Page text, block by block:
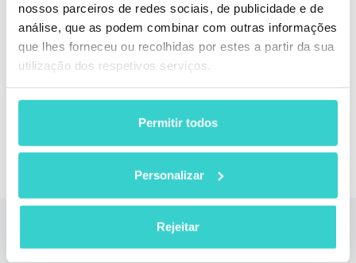
nossos parceiros de redes sociais, de publicidade e de
análise, que as podem combinar com outras informações
que lhes forneceu ou recolhidas por estes a partir da sua
utilização dos respetivos serviços.
Permitir todos
Personalizar
Rejeitar
Automatize o controlo de qualidade, acelere os
testes e reduza as devoluções no seu negócio com
NSYS Diagnostics
Agendar uma DEMO
Leia também